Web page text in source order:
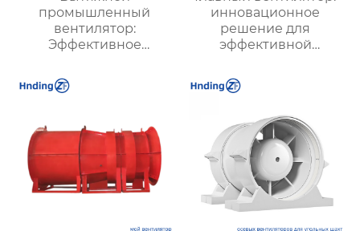
промышленный
вентилятор:
Эффективное
надежной вентиляции
инновационное
решение для
эффективной
оптимизации работы